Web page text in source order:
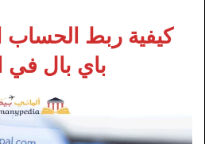
كيفية ربط الحساب
باي بال في